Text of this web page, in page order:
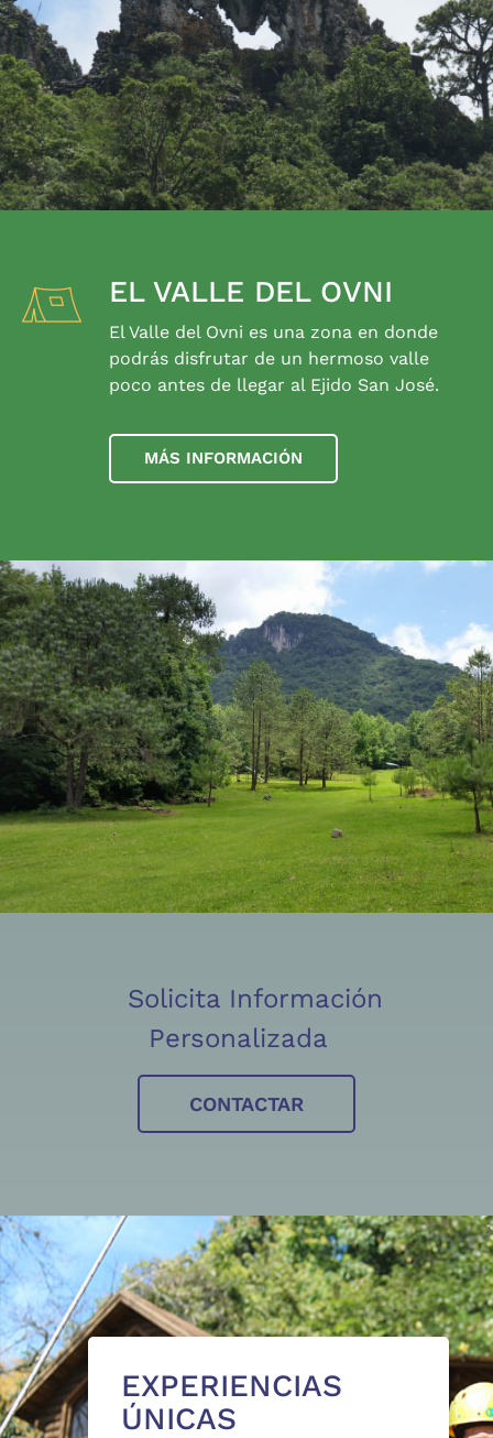
EL VALLE DEL OVNI
El Valle del Ovni es una zona en donde
podrás disfrutar de un hermoso valle
poco antes de llegar al Ejido San José.
MÁS INFORMACIÓN
Solicita Información
Personalizada
CONTACTAR
EXPERIENCIAS
ÚNICAS